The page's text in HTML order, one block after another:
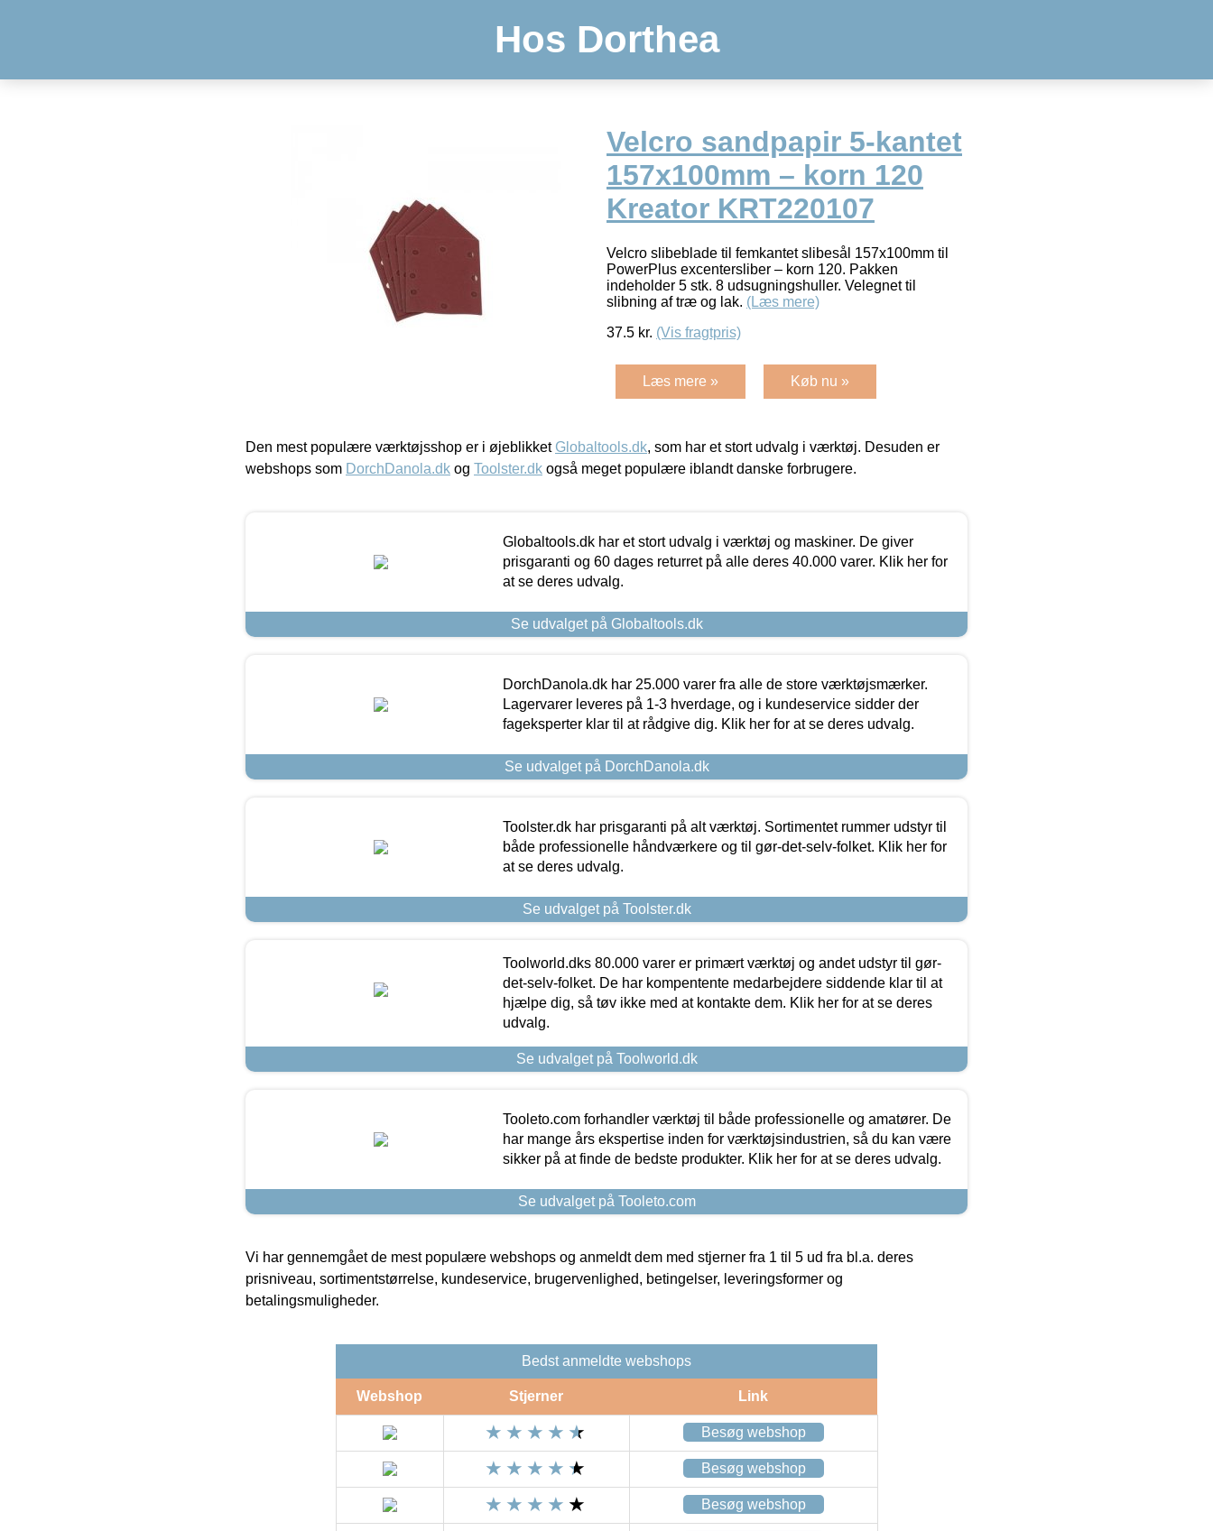
Hos Dorthea
Velcro sandpapir 5-kantet
157x100mm – korn 120
Kreator KRT220107
Velcro slibeblade til femkantet slibesål 157x100mm til
PowerPlus excentersliber – korn 120. Pakken
indeholder 5 stk. 8 udsugningshuller. Velegnet til
slibning af træ og lak. (Læs mere)
37.5 kr. (Vis fragtpris)
Læs mere » Køb nu »
Den mest populære værktøjsshop er i øjeblikket Globaltools.dk, som har et stort udvalg i værktøj. Desuden er
webshops som DorchDanola.dk og Toolster.dk også meget populære iblandt danske forbrugere.
Globaltools.dk har et stort udvalg i værktøj og maskiner. De giver
prisgaranti og 60 dages returret på alle deres 40.000 varer. Klik her for
at se deres udvalg.
Se udvalget på Globaltools.dk
DorchDanola.dk har 25.000 varer fra alle de store værktøjsmærker.
Lagervarer leveres på 1-3 hverdage, og i kundeservice sidder der
fageksperter klar til at rådgive dig. Klik her for at se deres udvalg.
Se udvalget på DorchDanola.dk
Toolster.dk har prisgaranti på alt værktøj. Sortimentet rummer udstyr til
både professionelle håndværkere og til gør-det-selv-folket. Klik her for
at se deres udvalg.
Se udvalget på Toolster.dk
Toolworld.dks 80.000 varer er primært værktøj og andet udstyr til gør-
det-selv-folket. De har kompentente medarbejdere siddende klar til at
hjælpe dig, så tøv ikke med at kontakte dem. Klik her for at se deres
udvalg.
Se udvalget på Toolworld.dk
Tooleto.com forhandler værktøj til både professionelle og amatører. De
har mange års ekspertise inden for værktøjsindustrien, så du kan være
sikker på at finde de bedste produkter. Klik her for at se deres udvalg.
Se udvalget på Tooleto.com
Vi har gennemgået de mest populære webshops og anmeldt dem med stjerner fra 1 til 5 ud fra bl.a. deres
prisniveau, sortimentstørrelse, kundeservice, brugervenlighed, betingelser, leveringsformer og
betalingsmuligheder.
Bedst anmeldte webshops
Webshop Stjerner Link
Besøg webshop
Besøg webshop
Besøg webshop